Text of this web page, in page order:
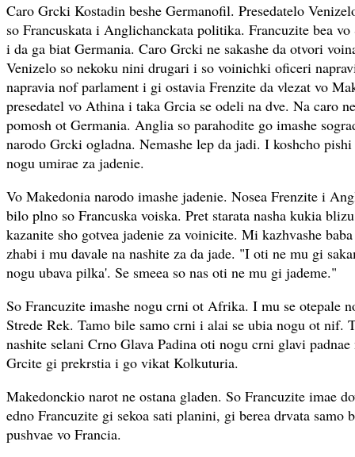
Caro Grcki Kostadin beshe Germanofil. Presedatelo
so Francuskata i Anglichanckata politika. Francuzite bea
i da ga biat Germania. Caro Grcki ne sakashe da otvori
Venizelo so nekoku nini drugari i so voinichki oficeri
napravia nof parlament i gi ostavia Frenzite da vlezat vo
presedatel vo Athina i taka Grcia se odeli na dve. Na caro
pomosh ot Germania. Anglia so parahodite go imashe
narodo Grcki ogladna. Nemashe lep da jadi. I koshcho
nogu umirae za jadenie.
Vo Makedonia narodo imashe jadenie. Nosea Frenzite i
bilo plno so Francuska voiska. Pret starata nasha kukia
kazanite sho gotvea jadenie za voinicite. Mi kazhvashe
zhabi i mu davale na nashite za da jade. "I oti ne mu gi
nogu ubava pilka'. Se smeea so nas oti ne mu gi jademe."
So Francuzite imashe nogu crni ot Afrika. I mu se otepale
Strede Rek. Tamo bile samo crni i alai se ubia nogu ot nif.
nashite selani Crno Glava Padina oti nogu crni glavi padnae
Grcite gi prekrstia i go vikat Kolkuturia.
Makedonckio narot ne ostana gladen. So Francuzite imae
edno Francuzite gi sekoa sati planini, gi berea drvata samo
pushvae vo Francia.